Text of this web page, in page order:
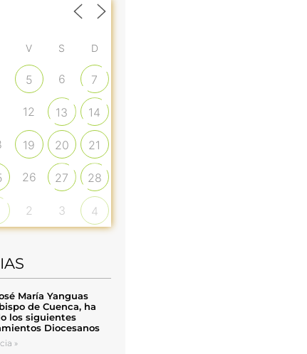
V S D
5 6 7
12 13 14
19 20 21
26 27 28
2 3 4
María Yanguas
de Cuenca, ha
los siguientes
Diocesanos
»